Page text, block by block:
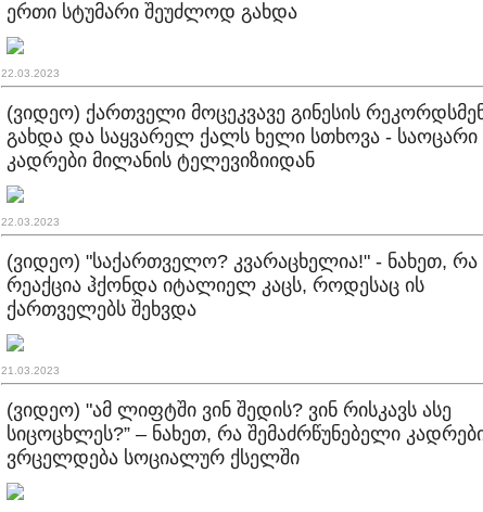
ერთი სტუმარი შეუძლოდ გახდა
22.03.2023
(ვიდეო) ქართველი მოცეკვავე გინესის
გახდა და საყვარელ ქალს ხელი სთხოვა - საოცარი
კადრები მილანის ტელევიზიიდან
22.03.2023
(ვიდეო) "საქართველო? კვარაცხელია!" - ნახეთ, რა
რეაქცია ჰქონდა იტალიელ კაცს, როდესაც ის
ქართველებს შეხვდა
21.03.2023
(ვიდეო) "ამ ლიფტში ვინ შედის? ვინ რისკავს ასე
სიცოცხლეს?” – ნახეთ, რა შემაძრწუნებელი
ვრცელდება სოციალურ ქსელში